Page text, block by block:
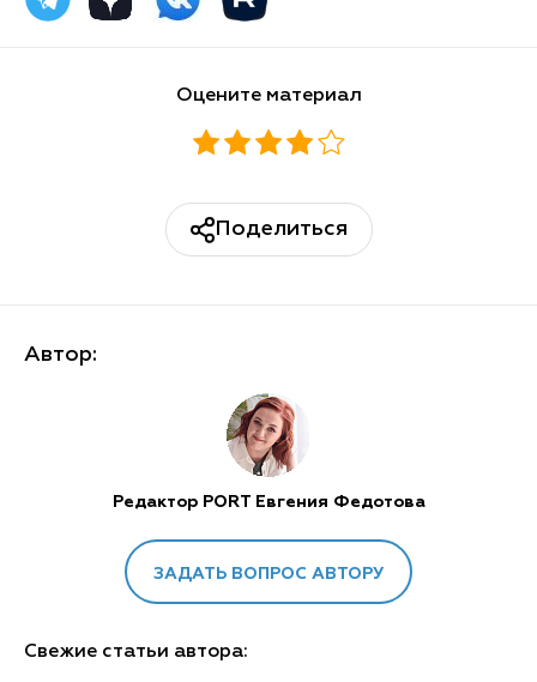
Оцените материал
Поделиться
Автор:
Редактор PORT Евгения Федотова
ЗАДАТЬ ВОПРОС АВТОРУ
Свежие статьи автора: